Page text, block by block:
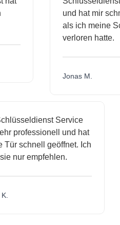
und hat mir
als ich meine
verloren hatte.
Jonas M.
Service
professionell und hat
schnell geöffnet. Ich
nur empfehlen.